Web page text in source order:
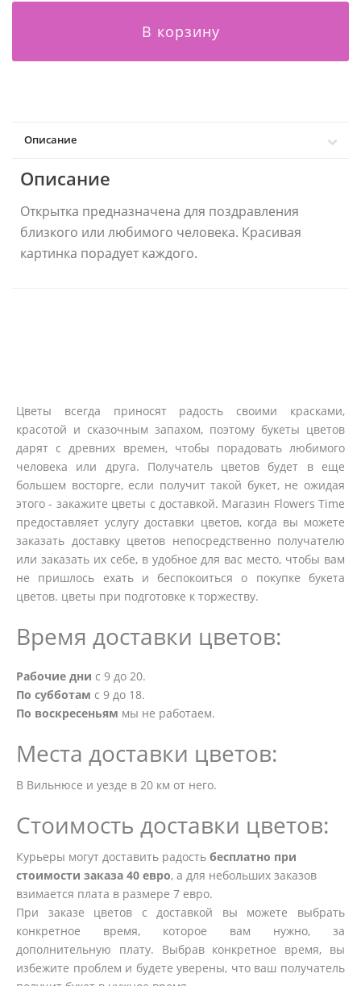
В корзину
Описание
Описание
Открытка предназначена для поздравления
близкого или любимого человека. Красивая
картинка порадует каждого.
Цветы всегда приносят радость своими красками,
красотой и сказочным запахом, поэтому букеты цветов
дарят с древних времен, чтобы порадовать любимого
человека или друга. Получатель цветов будет в еще
большем восторге, если получит такой букет, не ожидая
этого - закажите цветы с доставкой. Магазин Flowers Time
предоставляет услугу доставки цветов, когда вы можете
заказать доставку цветов непосредственно получателю
или заказать их себе, в удобное для вас место, чтобы вам
не пришлось ехать и беспокоиться о покупке букета
цветов. цветы при подготовке к торжеству.
Время доставки цветов:
Рабочие дни с 9 до 20.
По субботам с 9 до 18.
По воскресеньям мы не работаем.
Места доставки цветов:
В Вильнюсе и уезде в 20 км от него.
Стоимость доставки цветов:
Курьеры могут доставить радость бесплатно при
стоимости заказа 40 евро, а для небольших заказов
взимается плата в размере 7 евро.
При заказе цветов с доставкой вы можете выбрать
конкретное время, которое вам нужно, за
дополнительную плату. Выбрав конкретное время, вы
избежите проблем и будете уверены, что ваш получатель